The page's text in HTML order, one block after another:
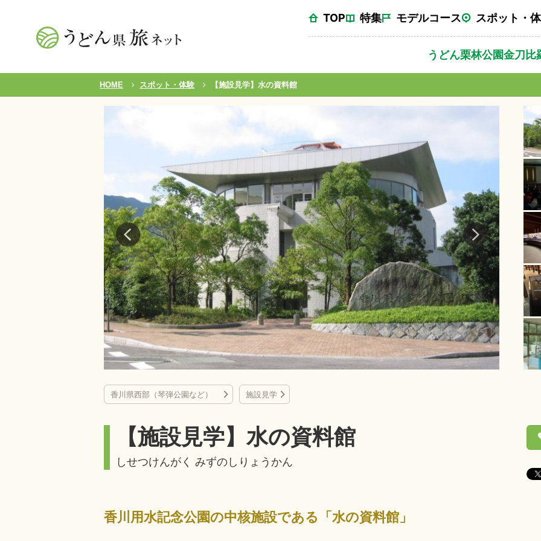
TOP 特集 モデルコース スポット・
うどん栗林公園金刀比
HOME スポット・体験 【施設見学】水の資料館
香川県西部（琴弾公園など） 施設見学
【施設見学】水の資料館
しせつけんがく みずのしりょうかん
香川用水記念公園の中核施設である「水の資料館」